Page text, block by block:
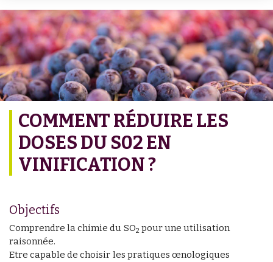
COMMENT RÉDUIRE LES
DOSES DU S02 EN
VINIFICATION ?
Objectifs
Comprendre la chimie du SO2 pour une utilisation
raisonnée.
Etre capable de choisir les pratiques œnologiques